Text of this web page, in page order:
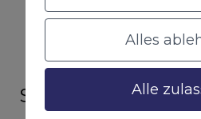
Alles
Alle
.mx: Mexiko
.dk: Dänemark
Spezialisierte